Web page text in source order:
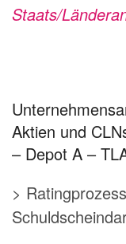
Staats/
Aktien und
– Depot A –
>